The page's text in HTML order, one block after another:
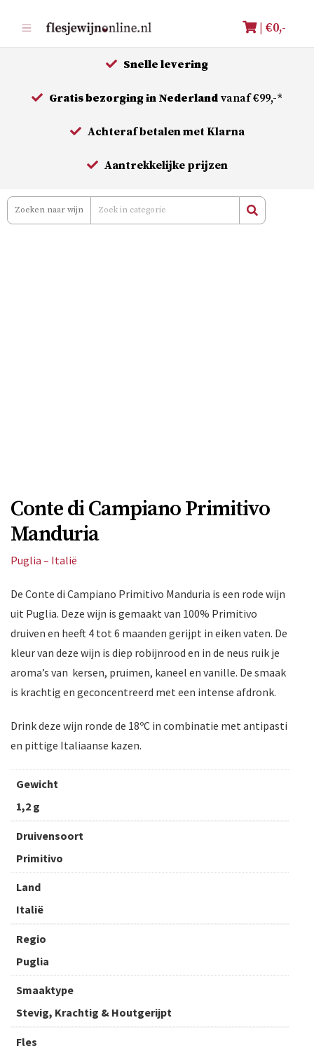
naar
de
| €0,-
Snelle levering
Gratis bezorging in Nederland vanaf €99,-*
Achteraf betalen met Klarna
Aantrekkelijke prijzen
Conte di Campiano Primitivo
Manduria
Puglia – Italië
De Conte di Campiano Primitivo Manduria is een rode wijn
uit Puglia. Deze wijn is gemaakt van 100% Primitivo
druiven en heeft 4 tot 6 maanden gerijpt in eiken vaten. De
kleur van deze wijn is diep robijnrood en in de neus ruik je
aroma’s van kersen, pruimen, kaneel en vanille. De smaak
is krachtig en geconcentreerd met een intense afdronk.
Drink deze wijn ronde de 18ºC in combinatie met antipasti
en pittige Italiaanse kazen.
Gewicht
1,2 g
Druivensoort
Primitivo
Land
Italië
Regio
Puglia
Smaaktype
Stevig, Krachtig & Houtgerijpt
Fles